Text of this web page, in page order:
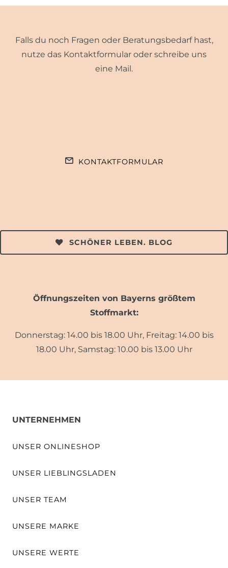
Falls du noch Fragen oder Beratungsbedarf hast,
nutze das Kontaktformular oder schreibe uns
eine Mail.
KONTAKTFORMULAR
SCHÖNER LEBEN. BLOG
Öffnungszeiten von Bayerns größtem
Stoffmarkt:
Donnerstag: 14.00 bis 18.00 Uhr, Freitag: 14.00 bis
18.00 Uhr, Samstag: 10.00 bis 13.00 Uhr
UNTERNEHMEN
UNSER ONLINESHOP
UNSER LIEBLINGSLADEN
UNSER TEAM
UNSERE MARKE
UNSERE WERTE